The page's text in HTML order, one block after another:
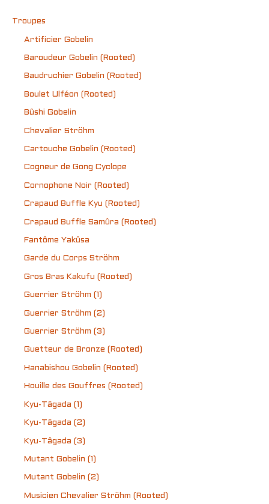
Troupes
Artificier Gobelin
Baroudeur Gobelin (Rooted)
Baudruchier Gobelin (Rooted)
Boulet Ulféon (Rooted)
Bûshi Gobelin
Chevalier Ströhm
Cartouche Gobelin (Rooted)
Cogneur de Gong Cyclope
Cornophone Noir (Rooted)
Crapaud Buffle Kyu (Rooted)
Crapaud Buffle Samûra (Rooted)
Fantôme Yakûsa
Garde du Corps Ströhm
Gros Bras Kakufu (Rooted)
Guerrier Ströhm (1)
Guerrier Ströhm (2)
Guerrier Ströhm (3)
Guetteur de Bronze (Rooted)
Hanabishou Gobelin (Rooted)
Houille des Gouffres (Rooted)
Kyu-Tâgada (1)
Kyu-Tâgada (2)
Kyu-Tâgada (3)
Mutant Gobelin (1)
Mutant Gobelin (2)
Musicien Chevalier Ströhm (Rooted)